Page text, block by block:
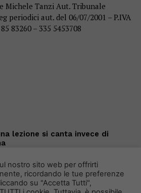
Michele Tanzi Aut. Tribunale
periodici aut. del 06/07/2001 – P.IVA
83260 – 335 5453708
lezione si canta invece di
nostro sito web per offrirti
ricordando le tue preferenze
su "Accetta Tutti",